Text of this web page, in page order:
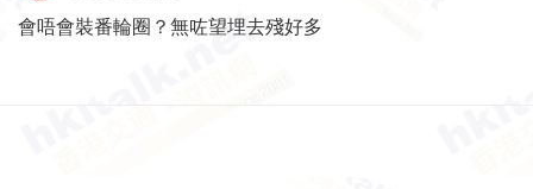
會唔會裝番輪圈？無咗望埋去殘好多